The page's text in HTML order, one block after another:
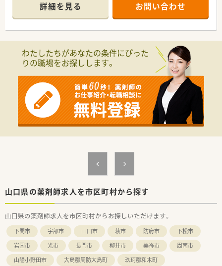
＜業務内容＞
■広域処方で山口大学からの処方箋が7割程度です。
■処方箋枚数は約50枚/日です。
■充実した研修フォロー体制も好評です。e-ラーニングの補助
制度もあり資格取得に関しても会社からのバックアップがござ
＜法人特徴＞
■ツルハグループとして中国地方で業界最大規模のドラッグス
トア・調剤薬局を運営する企業です。ドラッグストアとして売
上・利益・店舗数共に業界トップクラスです。
■年間で10店舗以上の新規出店を継続しており、新卒採用に関
しても中国地方で最も入社人数が多い法人です。薬剤師の平均
■調剤薬局部門で採用された薬剤師の業務は調剤業務（調剤・投
薬・監査・在宅）がメインとなり、レジ打ちなどはございません。
■セルフメディケーションの支援として、医療・保険・福祉・マタ
ニティ等、様々なテーマで健康セミナーを年間130回以上開催し
■医療事務との業務分担を行い、薬剤師の業務負担軽減を行って
います。
■近隣に店舗数が多く、フォロー体制も整っています。
■監査システムなどの調剤設備も導入しており、リスクマネジメ
ントも徹底しています。
■働き方改革に沿って、有給休暇消化が促進されています。
詳細を見る お問い合わせ
わたしたちがあなたの条件にぴった
りの職場をお探しします。
山口県の薬剤師求人を市区町村から探す
山口県の薬剤師求人を市区町村からお探しいただけます。
下関市 宇部市 山口市 萩市 防府市
下松市
岩国市
光市 長門市 柳井市 美祢市
周南市
山陽小野田市
大島郡周防大島町
玖珂郡和木町